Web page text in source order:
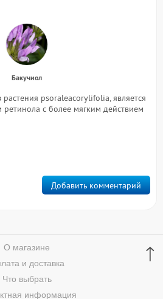
Бакучиол
растения psoraleacorylifolia, является
ретинола с более мягким действием
Добавить комментарий
↑
О магазине
и доставка
Что выбрать
информация